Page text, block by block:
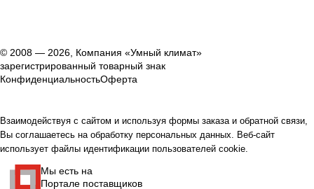
© 2008 — 2026, Компания «Умный климат»
зарегистрированный товарный знак
КонфиденциальностьОферта
Взаимодействуя с сайтом и используя формы заказа и обратной связи,
Вы соглашаетесь на обработку персональных данных. Веб-сайт
использует файлы идентификации пользователей cookie.
Мы есть на
Портале поставщиков